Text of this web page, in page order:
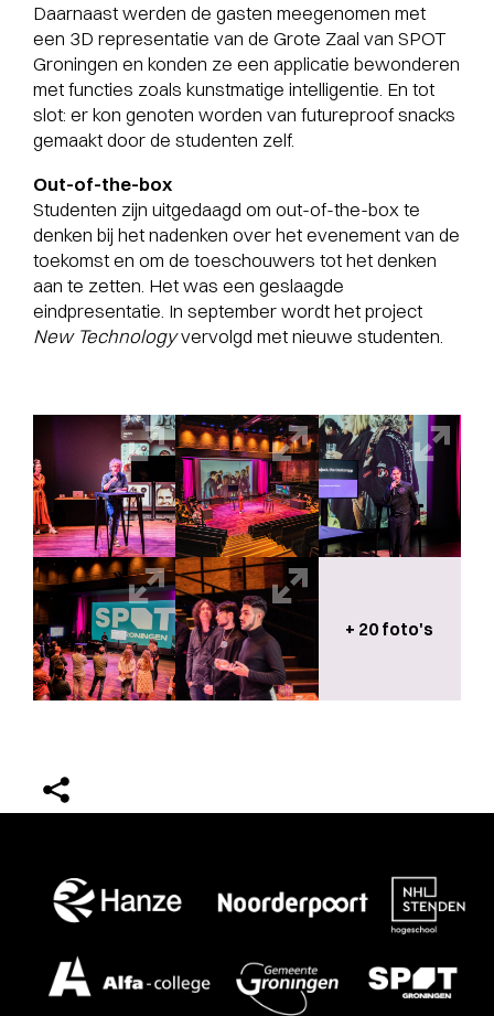
Daarnaast werden de gasten meegenomen met
een 3D representatie van de Grote Zaal van SPOT
Groningen en konden ze een applicatie bewonderen
met functies zoals kunstmatige intelligentie. En tot
slot: er kon genoten worden van futureproof snacks
gemaakt door de studenten zelf.
Out-of-the-box
Studenten zijn uitgedaagd om out-of-the-box te
denken bij het nadenken over het evenement van de
toekomst en om de toeschouwers tot het denken
aan te zetten. Het was een geslaagde
eindpresentatie. In september wordt het project
New Technologyvervolgd met nieuwe studenten.
+ 20 foto's